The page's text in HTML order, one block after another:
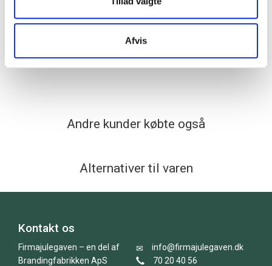
Afvis
eg/røget eg, H18,5 cm.
eg/ahorn, H18,5 cm
Andre kunder købte også
Alternativer til varen
Kontakt os
Firmajulegaven – en del af
Brandingfabrikken ApS
info@firmajulegaven.dk
70 20 40 56